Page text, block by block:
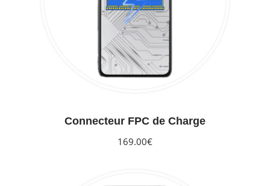
Connecteur FPC de Charge
169.00€